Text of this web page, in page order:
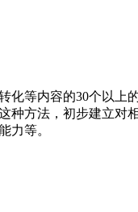
等内容的30个以
方法，初步建立
力等。